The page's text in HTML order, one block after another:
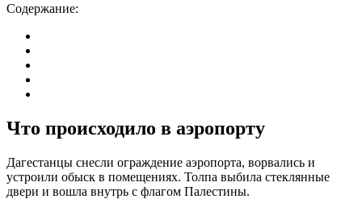
Содержание:
Что происходило в аэропорту
Дагестанцы снесли ограждение аэропорта, ворвались и
устроили обыск в помещениях. Толпа выбила стеклянные
двери и вошла внутрь с флагом Палестины.